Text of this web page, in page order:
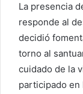
La presencia
responde al
decidió
torno al
cuidado de la
participado en